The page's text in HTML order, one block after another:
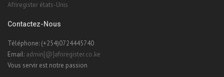
Afriregister états-Unis
Contactez-Nous
Téléphone: (+254)0724445740
Email: admin[@]afriregister.co.ke
Vous servir est notre passion